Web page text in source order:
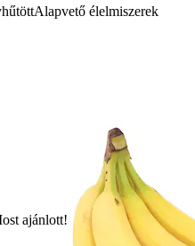
Alapvető élelmiszerek
ajánlott!